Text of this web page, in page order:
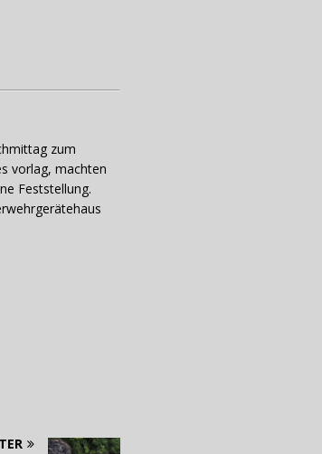
zum
vorlag, machten
Feststellung.